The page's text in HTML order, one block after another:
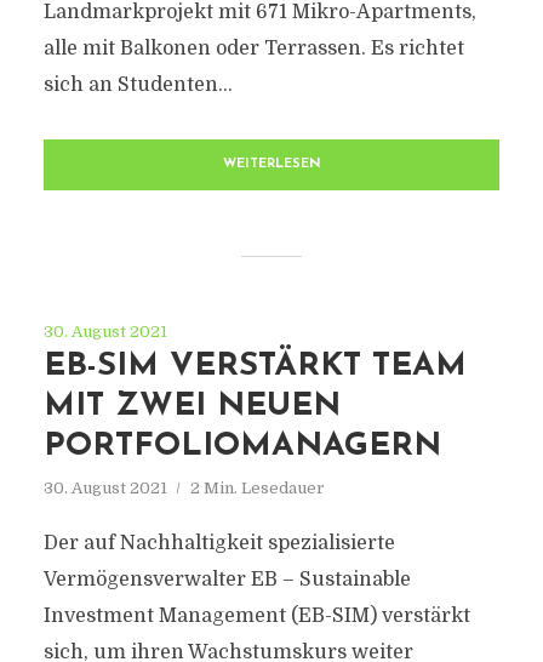
Landmarkprojekt mit 671 Mikro-Apartments,
alle mit Balkonen oder Terrassen. Es richtet
sich an Studenten...
WEITERLESEN
30. August 2021
EB-SIM VERSTÄRKT TEAM
MIT ZWEI NEUEN
PORTFOLIOMANAGERN
30. August 2021 2 Min. Lesedauer
Der auf Nachhaltigkeit spezialisierte
Vermögensverwalter EB – Sustainable
Investment Management (EB-SIM) verstärkt
sich, um ihren Wachstumskurs weiter